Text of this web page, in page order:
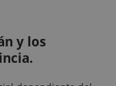
y los